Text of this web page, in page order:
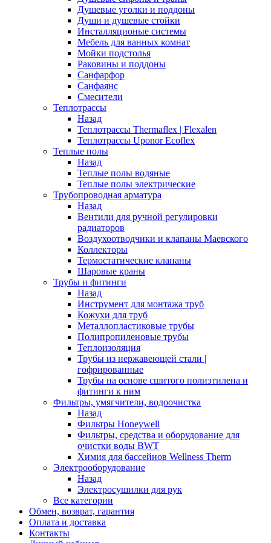
Душевые уголки и поддоны
Души и душевые стойки
Инсталляционые системы
Мебель для ванных комнат
Мойки подстолья
Раковины и поддоны
Санфарфор
Санфаянс
Смесители
Теплотрассы
Назад
Теплотрассы Thermaflex | Flexalen
Теплотрассы Uponor Ecoflex
Теплые полы
Назад
Теплые полы водяные
Теплые полы электрические
Трубопроводная арматура
Назад
Вентили для ручной регулировки
радиаторов
Воздухоотводчики и клапаны Маевского
Коллекторы
Термостатические клапаны
Шаровые краны
Трубы и фитинги
Назад
Инструмент для монтажа труб
Кожухи для труб
Металлопластиковые трубы
Полипропиленовые трубы
Теплоизоляция
Трубы из нержавеющей стали |
гофрированные
Трубы на основе сшитого полиэтилена и
фитинги к ним
Фильтры, умягчители, водоочистка
Назад
Фильтры Honeywell
Фильтры, средства и оборудование для
очистки воды BWT
Химия для бассейнов Wellness Therm
Электрооборудование
Назад
Электросушилки для рук
Все категории
Обмен, возврат, гарантия
Оплата и доставка
Контакты